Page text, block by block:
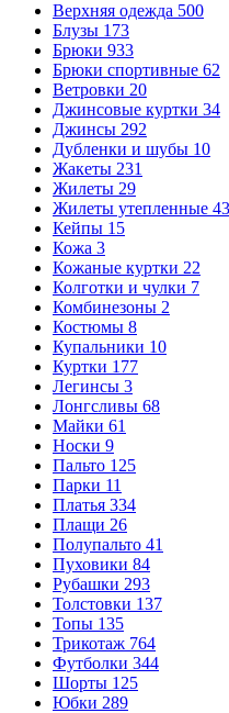
Верхняя одежда 500
Блузы 173
Брюки 933
Брюки спортивные 62
Ветровки 20
Джинсовые куртки 34
Джинсы 292
Дубленки и шубы 10
Жакеты 231
Жилеты 29
Жилеты утепленные 43
Кейпы 15
Кожа 3
Кожаные куртки 22
Колготки и чулки 7
Комбинезоны 2
Костюмы 8
Купальники 10
Куртки 177
Легинсы 3
Лонгсливы 68
Майки 61
Носки 9
Пальто 125
Парки 11
Платья 334
Плащи 26
Полупальто 41
Пуховики 84
Рубашки 293
Толстовки 137
Топы 135
Трикотаж 764
Футболки 344
Шорты 125
Юбки 289